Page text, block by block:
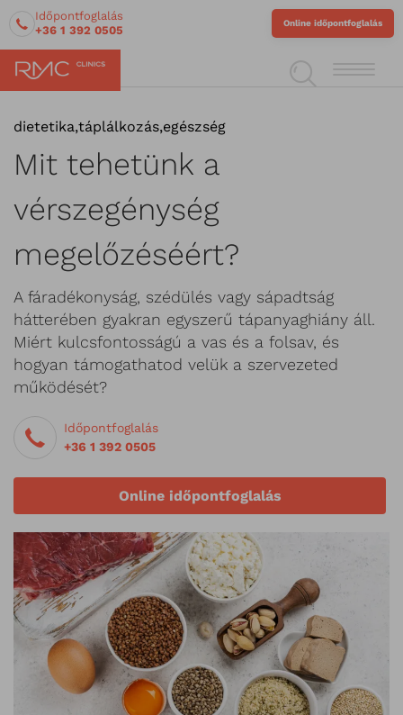
Időpontfoglalás
+36 1 392 0505
Online időpontfoglalás
dietetika,táplálkozás,egészség
Mit tehetünk a
vérszegénység
megelőzéséért?
A fáradékonyság, szédülés vagy sápadtság
hátterében gyakran egyszerű tápanyaghiány áll.
Miért kulcsfontosságú a vas és a folsav, és
hogyan támogathatod velük a szervezeted
működését?
Időpontfoglalás
+36 1 392 0505
Online időpontfoglalás